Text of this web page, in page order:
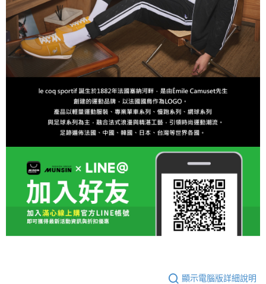
顯示電腦版詳細說明